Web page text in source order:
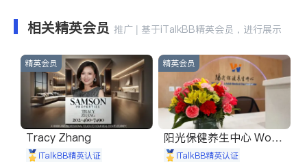
相关精英会员 推广 | 基于iTalkBB精英会员，进行展示
精英会员
Tracy Zhang
iTalkBB精英认证
精英会员
阳光保健养生中心 World
shine
iTalkBB精英认证